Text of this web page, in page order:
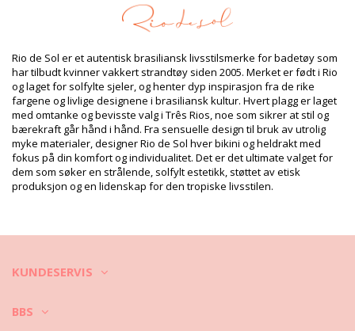
Sammensetning: 84% Biodegradable Nylon (AMNI SOUL ECO),
16% Spandex (LYCRA) - OEKO-TEX - Chlorine Resistant
Fôr: 84% Biodegradable Nylon (AMNI SOUL ECO), 16% Spandex
(LYCRA) - OEKO-TEX - Chlorine Resistant
UV Protection: UPF 50+
Produkt informasjon
Avdeling: Dame, Bikinioverdeler
Pakken inneholder: 1 x Bikinioverdeler (Annet tilbehør er ikke
inkludert)
HS CODE: 6112.41.0010
SKU: 1981121748
EAN: XS (7899810320469), S (7899810320476), M (7899810320483),
L (7899810320490), XL (7899810320506)
Ønsker du å kunne nyte din nye bikini i et par sesonger? Hvis du gjør
Rio de Sol er et autentisk brasiliansk livsstilsmerke for badetøy som
har tilbudt kvinner vakkert strandtøy siden 2005. Merket er født i Rio
og laget for solfylte sjeler, og henter dyp inspirasjon fra de rike
fargene og livlige designene i brasiliansk kultur. Hvert plagg er laget
med omtanke og bevisste valg i Três Rios, noe som sikrer at stil og
bærekraft går hånd i hånd. Fra sensuelle design til bruk av utrolig
myke materialer, designer Rio de Sol hver bikini og heldrakt med
fokus på din komfort og individualitet. Det er det ultimate valget for
dem som søker en strålende, solfylt estetikk, støttet av etisk
produksjon og en lidenskap for den tropiske livsstilen.
KUNDESERVIS
BBS